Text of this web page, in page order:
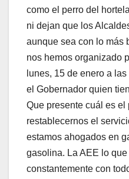
como el perro del
ni dejan que los
aunque sea con lo más
nos hemos organizado
lunes, 15 de enero a
el Gobernador quien
Que presente cuál es el
restablecernos el
estamos ahogados en
gasolina. La AEE lo
constantemente con